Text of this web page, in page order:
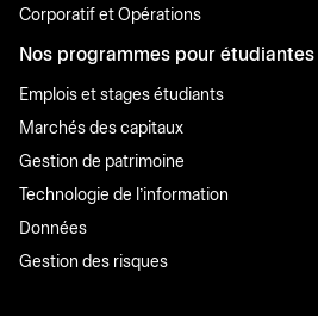
Corporatif et Opérations
Nos programmes pour
Emplois et stages étudiants
Marchés des capitaux
Gestion de patrimoine
Technologie de l'information
Données
Gestion des risques